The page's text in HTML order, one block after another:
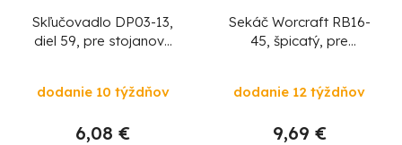
Skľučovadlo DP03-13,
diel 59, pre stojanovú
dodanie 10 týždňov
6,08 €
Sekáč Worcraft RB16-
45, špicatý, pre
hodnotenie
dodanie 12 týždňov
9,69 €